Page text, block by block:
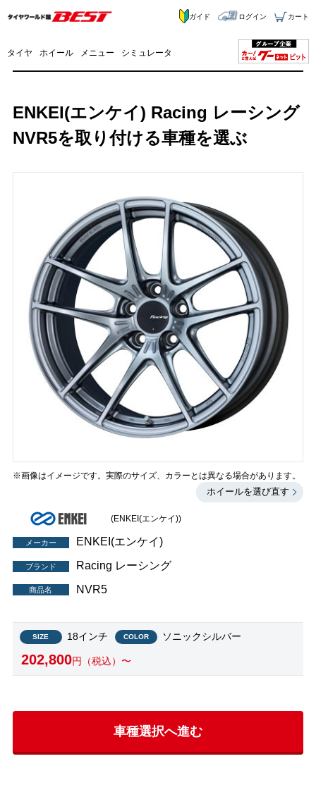
タイヤ ホイール メニュー シミュレータ
ガイド ログイン カート
ENKEI(エンケイ) Racing レーシング
NVR5を取り付ける車種を選ぶ
※画像はイメージです。実際のサイズ、カラーとは異なる場合があります。
ホイールを選び直す
(ENKEI(エンケイ))
メーカー ENKEI(エンケイ)
ブランド Racing レーシング
商品名 NVR5
SIZE 18インチ COLOR ソニックシルバー
202,800円（税込）〜
車種選択へ進む